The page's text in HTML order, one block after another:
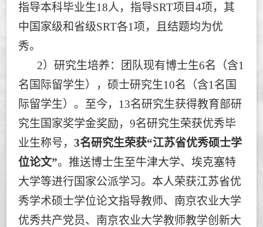
指导本科毕业生18人，指导SRT项目4项，其
中国家级和省级SRT各1项，且结题均为优
秀。
2）研究生培养：团队现有博士生6名（含1
名国际留学生），硕士研究生10名（含1 名国
际留学生）。至今， 13名研究生获得教育部研
究生国家奖学金奖励，9名研究生荣获优秀毕
业生称号，3名研究生荣获“江苏省优秀硕士学
位论文”。推送博士生至牛津大学、埃克塞特
大学等进行国家公派学习。本人荣获江苏省优
秀学术硕士学位论文指导教师、南京农业大学
优秀共产党员、南京农业大学教师教学创新大